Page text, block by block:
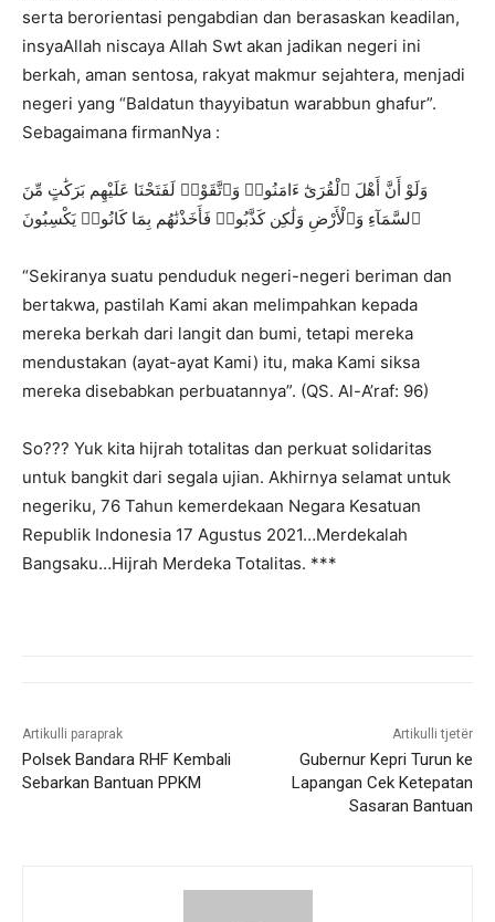
serta berorientasi pengabdian dan berasaskan keadilan,
insyaAllah niscaya Allah Swt akan jadikan negeri ini
berkah, aman sentosa, rakyat makmur sejahtera, menjadi
negeri yang “Baldatun thayyibatun warabbun ghafur”.
Sebagaimana firmanNya :
وَلَوْ أَنَّ أَهْلَ ٱلْقُرَىٰٓ ءَامَنُوا۟ وَٱتَّقَوْا۟ لَفَتَحْنَا عَلَيْهِم بَرَكَٰتٍ مِّنَ
ٱلسَّمَآءِ وَٱلْأَرْضِ وَلَٰكِن كَذَّبُوا۟ فَأَخَذْنَٰهُم بِمَا كَانُوا۟ يَكْسِبُونَ
“Sekiranya suatu penduduk negeri-negeri beriman dan
bertakwa, pastilah Kami akan melimpahkan kepada
mereka berkah dari langit dan bumi, tetapi mereka
mendustakan (ayat-ayat Kami) itu, maka Kami siksa
mereka disebabkan perbuatannya”. (QS. Al-A’raf: 96)
So??? Yuk kita hijrah totalitas dan perkuat solidaritas
untuk bangkit dari segala ujian. Akhirnya selamat untuk
negeriku, 76 Tahun kemerdekaan Negara Kesatuan
Republik Indonesia 17 Agustus 2021…Merdekalah
Bangsaku…Hijrah Merdeka Totalitas. ***
Artikulli paraprak
Polsek Bandara RHF Kembali
Sebarkan Bantuan PPKM
Artikulli tjetër
Gubernur Kepri Turun ke
Lapangan Cek Ketepatan
Sasaran Bantuan